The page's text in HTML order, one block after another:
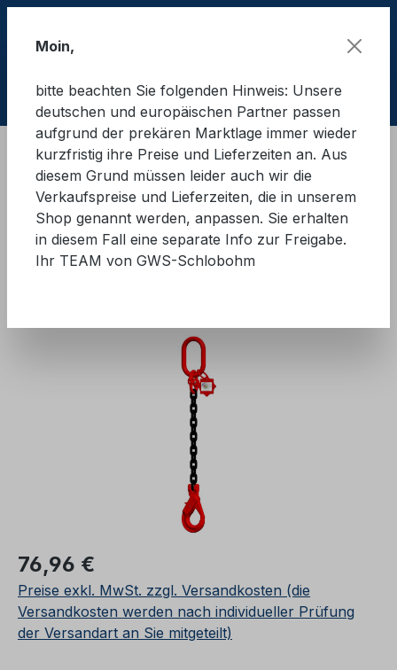
Hebetechnik Anschlagmittel
Kettengehänge
Güteklasse 8
GWS®-Anschlagkette mit
Automatikhaken 1-Strang GK8
Bildergalerie überspringen
Regulärer Preis:
76,96 €
Preise exkl. MwSt. zzgl. Versandkosten (die
Versandkosten werden nach individueller Prüfung
der Versandart an Sie mitgeteilt)
Moin,
bitte beachten Sie folgenden Hinweis: Unsere
deutschen und europäischen Partner passen
aufgrund der prekären Marktlage immer wieder
kurzfristig ihre Preise und Lieferzeiten an. Aus
diesem Grund müssen leider auch wir die
Verkaufspreise und Lieferzeiten, die in unserem
Shop genannt werden, anpassen. Sie erhalten
in diesem Fall eine separate Info zur Freigabe.
Ihr TEAM von GWS-Schlobohm